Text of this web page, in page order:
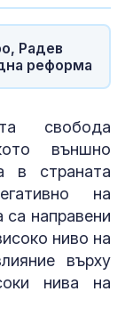
Радев
реформа
свобода
външно
в страната
на
направени
ниво на
върху
нива на